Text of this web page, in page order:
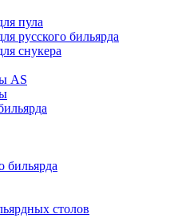
пула
русского бильярда
снукера
AS
бильярда
столов